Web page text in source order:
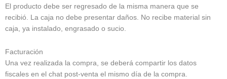
El producto debe ser regresado de la misma manera que se
recibió. La caja no debe presentar daños. No recibe material sin
caja, ya instalado, engrasado o sucio.
Facturación
Una vez realizada la compra, se deberá compartir los datos
fiscales en el chat post-venta el mismo día de la compra.